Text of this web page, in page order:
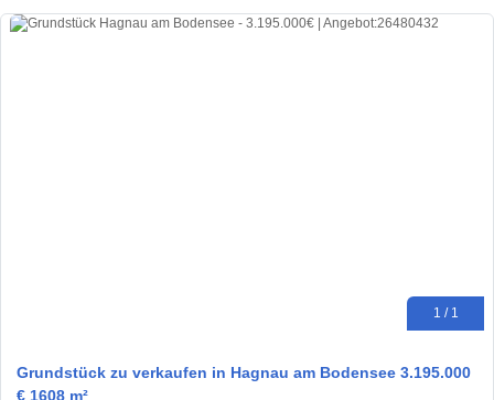
1 / 1
Grundstück zu verkaufen in Hagnau am Bodensee 3.195.000
€ 1608 m²